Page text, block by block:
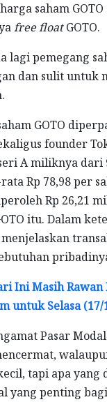
saham
free floatGOTO.
lagi pemegang
dan sulit untuk
GOTO
founder
A miliknya dari
Rp 78,98 per
Rp 26,21
itu. Dalam
Ini Masih
untuk Selasa (17/
Pasar
tapi apa yang
yang penting